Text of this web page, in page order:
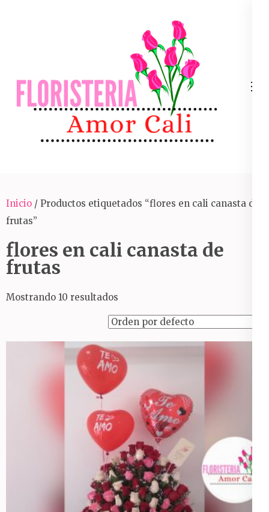
Enter)
Inicio / Productos etiquetados “flores en cali canasta de
frutas”
flores en cali canasta de
frutas
Mostrando 10 resultados